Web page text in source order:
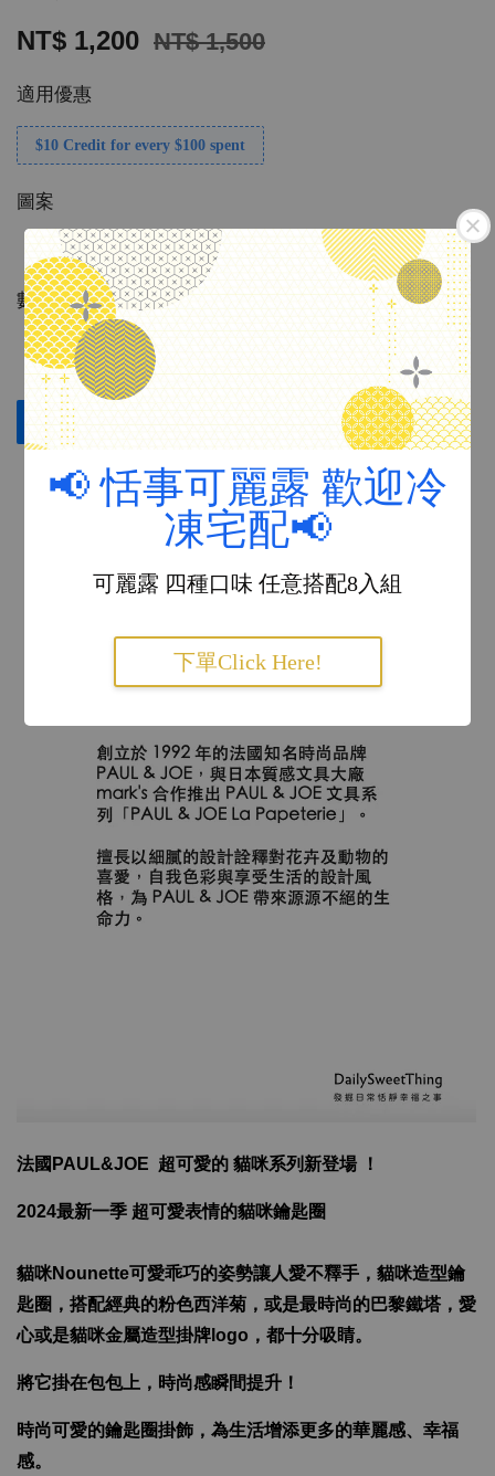
📢 恬事可麗露 歡迎冷
凍宅配📢
可麗露 四種口味 任意搭配8入組
下單Click Here!
NT$ 1,200 NT$ 1,500
適用優惠
$10 Credit for every $100 spent
圖案
數量
立即購買 加入購物車
法國 PAUL&JOE 超可愛的 貓咪系列新登場 ！
2024最新一季 超可愛表情的貓咪鑰匙圈
貓咪Nounette可愛乖巧的姿勢讓人愛不釋手，貓咪造型鑰
匙圈，搭配經典的粉色西洋菊，或是最時尚的巴黎鐵塔，愛
心或是貓咪金屬造型掛牌logo，都十分吸睛。
將它掛在包包上，時尚感瞬間提升！
時尚可愛的鑰匙圈掛飾，為生活增添更多的華麗感、幸福
感。